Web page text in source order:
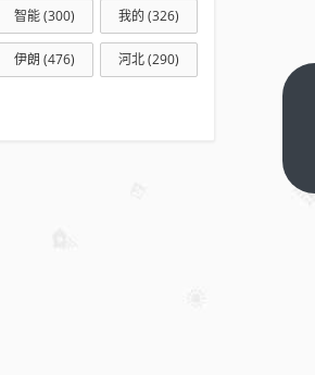
智能(300) 我的 (326)
伊朗 (476) 河北(290)